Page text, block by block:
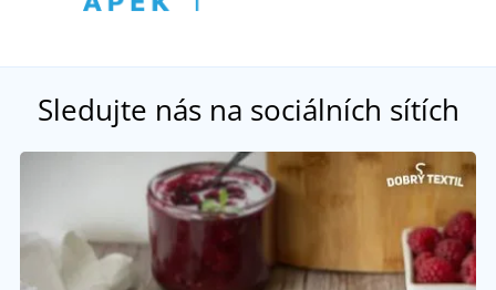
Sledujte nás na sociálních sítích